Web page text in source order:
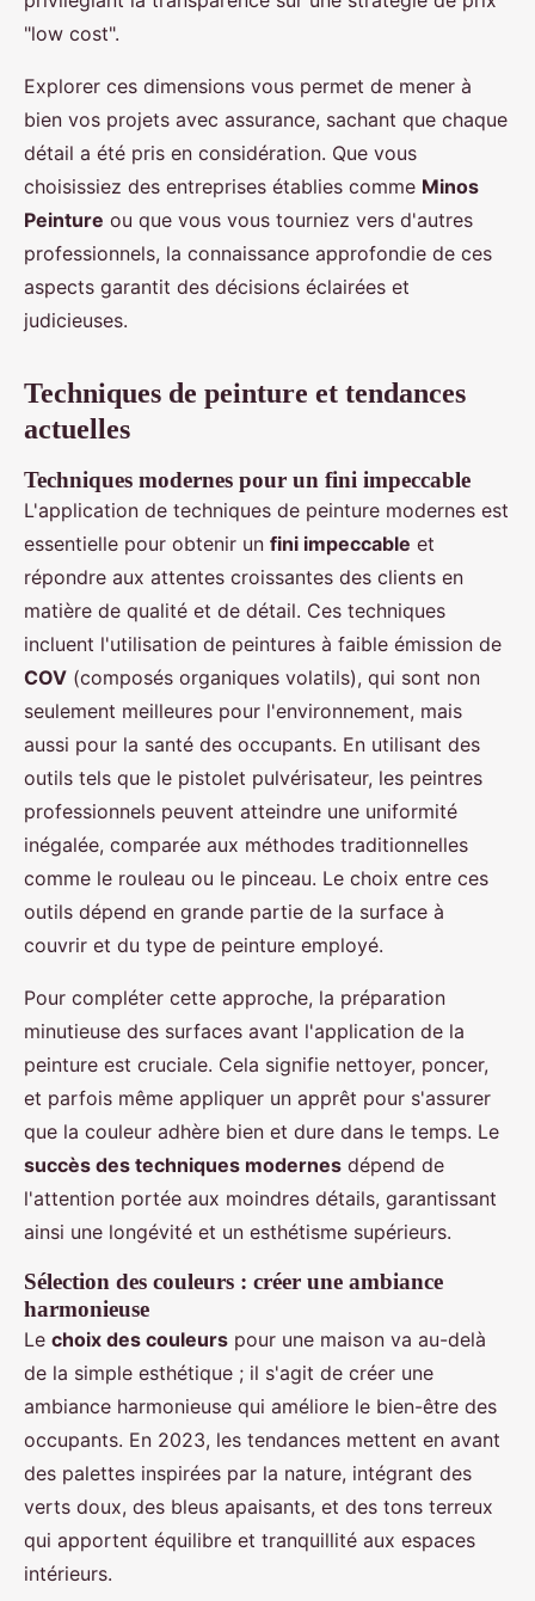
"low cost".
Explorer ces dimensions vous permet de mener à
bien vos projets avec assurance, sachant que chaque
détail a été pris en considération. Que vous
choisissiez des entreprises établies comme Minos
Peinture ou que vous vous tourniez vers d'autres
professionnels, la connaissance approfondie de ces
aspects garantit des décisions éclairées et
judicieuses.
Techniques de peinture et tendances
actuelles
Techniques modernes pour un fini impeccable
L'application de techniques de peinture modernes est
essentielle pour obtenir un fini impeccable et
répondre aux attentes croissantes des clients en
matière de qualité et de détail. Ces techniques
incluent l'utilisation de peintures à faible émission de
COV (composés organiques volatils), qui sont non
seulement meilleures pour l'environnement, mais
aussi pour la santé des occupants. En utilisant des
outils tels que le pistolet pulvérisateur, les peintres
professionnels peuvent atteindre une uniformité
inégalée, comparée aux méthodes traditionnelles
comme le rouleau ou le pinceau. Le choix entre ces
outils dépend en grande partie de la surface à
couvrir et du type de peinture employé.
Pour compléter cette approche, la préparation
minutieuse des surfaces avant l'application de la
peinture est cruciale. Cela signifie nettoyer, poncer,
et parfois même appliquer un apprêt pour s'assurer
que la couleur adhère bien et dure dans le temps. Le
succès des techniques modernes dépend de
l'attention portée aux moindres détails, garantissant
ainsi une longévité et un esthétisme supérieurs.
Sélection des couleurs : créer une ambiance
harmonieuse
Le choix des couleurs pour une maison va au-delà
de la simple esthétique ; il s'agit de créer une
ambiance harmonieuse qui améliore le bien-être des
occupants. En 2023, les tendances mettent en avant
des palettes inspirées par la nature, intégrant des
verts doux, des bleus apaisants, et des tons terreux
qui apportent équilibre et tranquillité aux espaces
intérieurs.